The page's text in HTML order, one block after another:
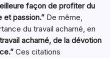
façon de profiter du
et passion.” De même,
du travail acharné, en
acharné, de la dévotion
Ces citations